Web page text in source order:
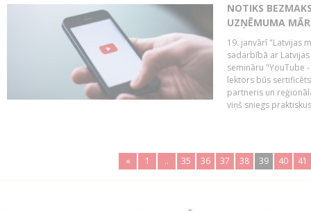
NOTIKS
UZŅĒMUMA
19. janvārī "Latvijas
sadarbībā ar
semināru "YouTube
lektors būs
partneris un
viņš sniegs
« 1 .. 35 36 37 38 39 40 41